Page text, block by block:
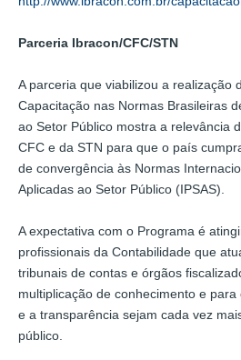
Parceria Ibracon/CFC/STN
A parceria que viabilizou a realização
Capacitação nas Normas Brasileiras
ao Setor Público mostra a relevância
CFC e da STN para que o país
de convergência às Normas
Aplicadas ao Setor Público (IPSAS).
A expectativa com o Programa é
profissionais da Contabilidade que
tribunais de contas e órgãos
multiplicação de conhecimento e
e a transparência sejam cada vez
público.